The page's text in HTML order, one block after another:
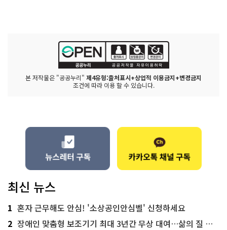
본 저작물은 "공공누리" 제4유형:출처표시+상업적 이용금지+변경금지
조건에 따라 이용 할 수 있습니다.
최신 뉴스
1 혼자 근무해도 안심! '소상공인안심벨' 신청하세요
2 장애인 맞춤형 보조기기 최대 3년간 무상 대여…삶의 질 높인다